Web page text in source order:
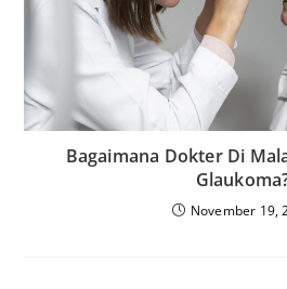
Bagaimana Dokter Di
November 19,